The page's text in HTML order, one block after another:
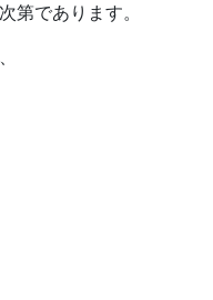
第であります。